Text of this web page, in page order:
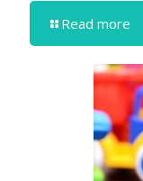
Read more